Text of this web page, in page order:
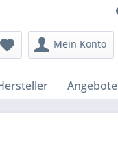
Mein Konto
Angebote